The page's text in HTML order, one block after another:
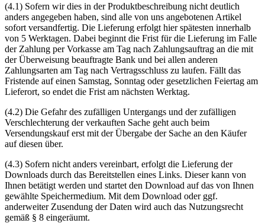
(4.1) Sofern wir dies in der Produktbeschreibung nicht deutlich
anders angegeben haben, sind alle von uns angebotenen Artikel
sofort versandfertig. Die Lieferung erfolgt hier spätesten innerhalb
von 5 Werktagen. Dabei beginnt die Frist für die Lieferung im Falle
der Zahlung per Vorkasse am Tag nach Zahlungsauftrag an die mit
der Überweisung beauftragte Bank und bei allen anderen
Zahlungsarten am Tag nach Vertragsschluss zu laufen. Fällt das
Fristende auf einen Samstag, Sonntag oder gesetzlichen Feiertag am
Lieferort, so endet die Frist am nächsten Werktag.
(4.2) Die Gefahr des zufälligen Untergangs und der zufälligen
Verschlechterung der verkauften Sache geht auch beim
Versendungskauf erst mit der Übergabe der Sache an den Käufer
auf diesen über.
(4.3) Sofern nicht anders vereinbart, erfolgt die Lieferung der
Downloads durch das Bereitstellen eines Links. Dieser kann von
Ihnen betätigt werden und startet den Download auf das von Ihnen
gewählte Speichermedium. Mit dem Download oder ggf.
anderweiter Zusendung der Daten wird auch das Nutzungsrecht
gemäß § 8 eingeräumt.